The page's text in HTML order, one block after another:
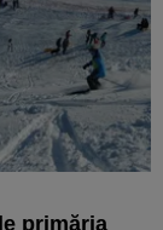
primăria